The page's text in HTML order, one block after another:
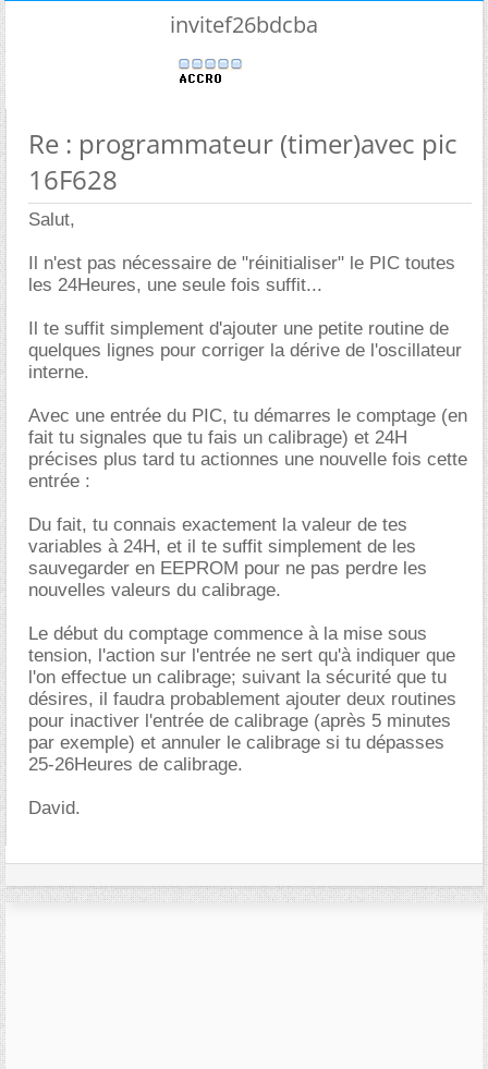
invitef26bdcba
Re : programmateur (timer)avec pic
16F628
Salut,
Il n'est pas nécessaire de "réinitialiser" le PIC toutes
les 24Heures, une seule fois suffit...
Il te suffit simplement d'ajouter une petite routine de
quelques lignes pour corriger la dérive de l'oscillateur
interne.
Avec une entrée du PIC, tu démarres le comptage (en
fait tu signales que tu fais un calibrage) et 24H
précises plus tard tu actionnes une nouvelle fois cette
entrée :
Du fait, tu connais exactement la valeur de tes
variables à 24H, et il te suffit simplement de les
sauvegarder en EEPROM pour ne pas perdre les
nouvelles valeurs du calibrage.
Le début du comptage commence à la mise sous
tension, l'action sur l'entrée ne sert qu'à indiquer que
l'on effectue un calibrage; suivant la sécurité que tu
désires, il faudra probablement ajouter deux routines
pour inactiver l'entrée de calibrage (après 5 minutes
par exemple) et annuler le calibrage si tu dépasses
25-26Heures de calibrage.
David.